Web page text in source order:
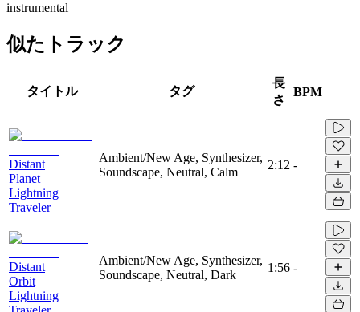
instrumental
似たトラック
タイトル タグ
長
さ
BPM
Distant
Planet
Lightning
Traveler
Ambient/New Age, Synthesizer,
Soundscape, Neutral, Calm
2:12 -
Distant
Orbit
Lightning
Ambient/New Age, Synthesizer,
Soundscape, Neutral, Dark
1:56 -